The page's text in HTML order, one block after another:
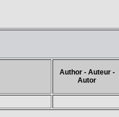
Author - Auteur -
Autor